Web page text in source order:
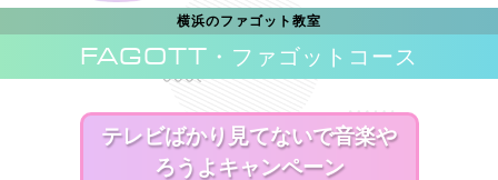
横浜のファゴット教室
FAGOTT ・ファゴットコース
テレビばかり見てないで音楽や
ろうよキャンペーン